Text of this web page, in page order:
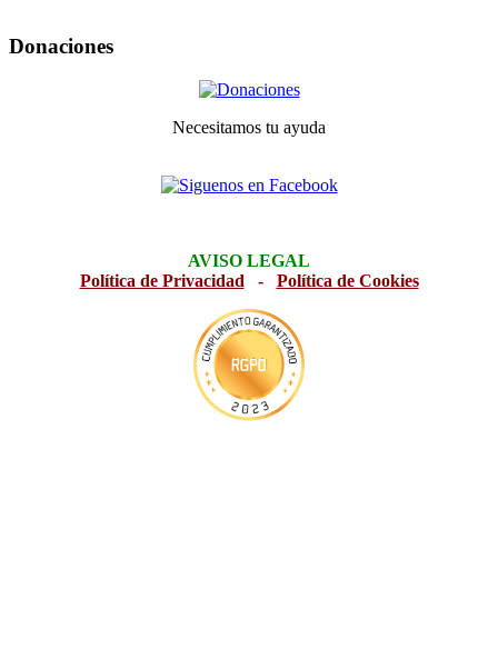
Donaciones
Necesitamos tu ayuda
AVISO LEGAL
Política de Privacidad - Política de Cookies